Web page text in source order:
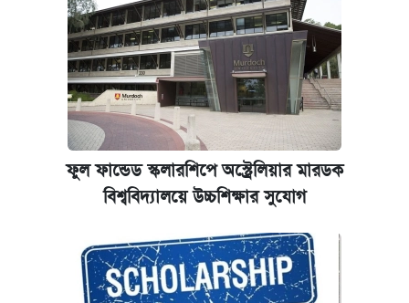
ফুল ফান্ডেড স্কলারশিপে অস্ট্রেলিয়ার মারডক
বিশ্ববিদ্যালয়ে উচ্চশিক্ষার সুযোগ